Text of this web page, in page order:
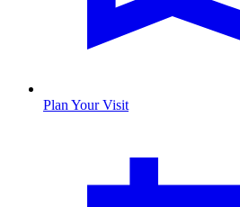
Plan Your Visit